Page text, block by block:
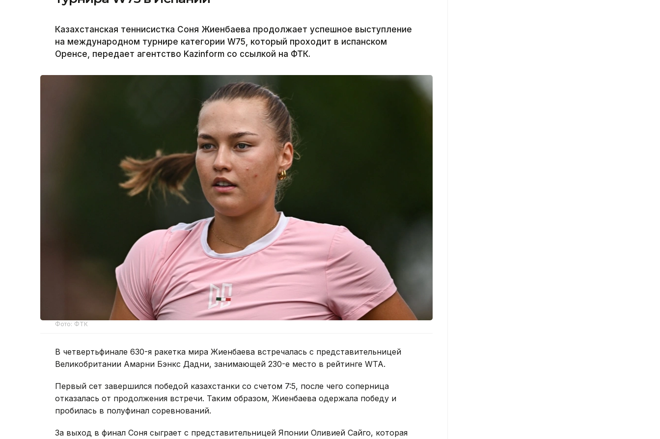
Казахстанская теннисистка Соня Жиенбаева продолжает успешное выступление
на международном турнире категории W75, который проходит в испанском
Оренсе, передает агентство Kazinform со ссылкой на ФТК.
Фото: ФТК
В четвертьфинале 630-я ракетка мира Жиенбаева встречалась с представительницей
Великобритании Амарни Бэнкс Дадни, занимающей 230-е место в рейтинге WTA.
Первый сет завершился победой казахстанки со счетом 7:5, после чего соперница
отказалась от продолжения встречи. Таким образом, Жиенбаева одержала победу и
пробилась в полуфинал соревнований.
За выход в финал Соня сыграет с представительницей Японии Оливией Сайго, которая